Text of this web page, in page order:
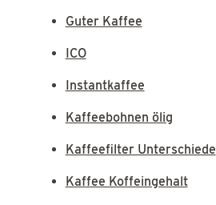
Guter Kaffee
ICO
Instantkaffee
Kaffeebohnen ölig
Kaffeefilter Unterschiede
Kaffee Koffeingehalt